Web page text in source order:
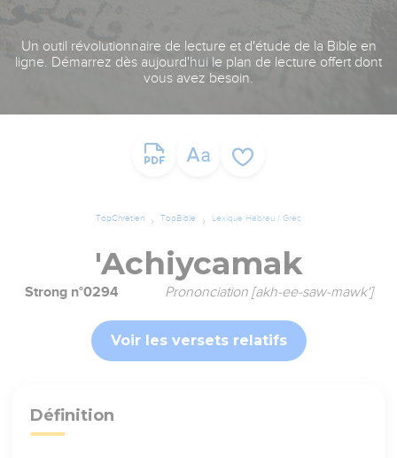
Un outil révolutionnaire de lecture et d'étude de la Bible en
ligne. Démarrez dès aujourd'hui le plan de lecture offert dont
vous avez besoin.
TopChrétien TopBible Lexique Hébreu / Grec
'Achiycamak
Strong n°0294 Prononciation [akh-ee-saw-mawk']
Voir les versets relatifs
Définition